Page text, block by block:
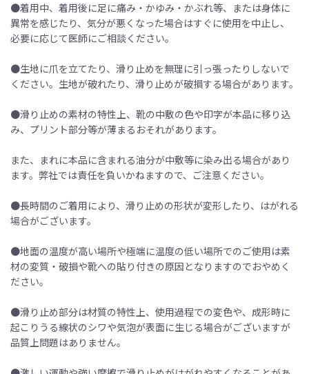
●着用中、着用後に足に痛み・かゆみ・かぶれ等、または身体に
異常を感じたり、気分が悪くなった場合はすぐに使用を中止し、
必要に応じて医師にご相談ください。
●生地に爪を立てたり、滑り止めを無理に引っ張ったりしないで
ください。生地が破れたり、滑り止めが破損する場合があります。
●滑り止めの素材の特性上、靴の中敷の色や印字が本品に移り込
み、プリント部分等が薄まるおそれがあります。
また、まれに本品に含まれる油分が中敷等に染み出る場合があり
ます。弊社では責任を負いかねますので、ご注意ください。
●長時間のご着用により、滑り止めの形状が変形したり、はがれる
場合がございます。
●地面の温度が高い場所や極端に温度の低い場所でのご使用は素
材の変質・破損や靴への貼り付きの原因となりますのでおやめく
ださい。
●滑り止め部分は材質の特性上、使用過程での変色や、成形時に
起こりうる線状のシワや気泡が表面に生じる場合がございますが
品質上問題はありません。